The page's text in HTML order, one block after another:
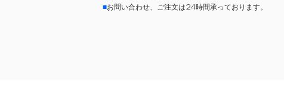
■お問い合わせ、ご注文は24時間承っております。